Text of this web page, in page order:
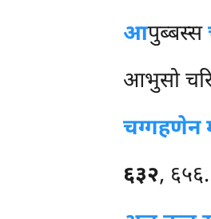
आपुब्बस्स
आभुसो
चग्गहणेन
६३२, ६५६.